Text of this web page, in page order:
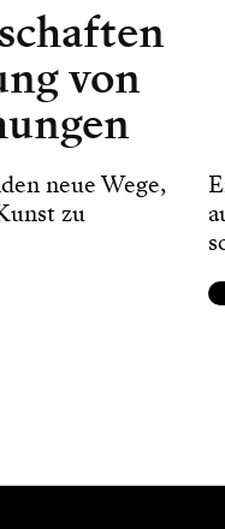
von
neue Wege,
zu